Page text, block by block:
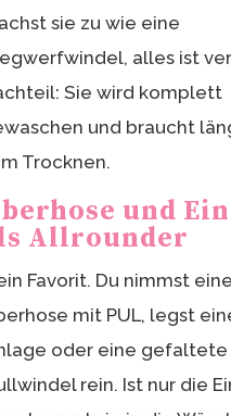
sie zu wie eine
alles ist
Sie wird komplett
und braucht
Trocknen.
und
Allrounder
Favorit. Du nimmst
mit PUL, legst
oder eine gefaltete
rein. Ist nur die